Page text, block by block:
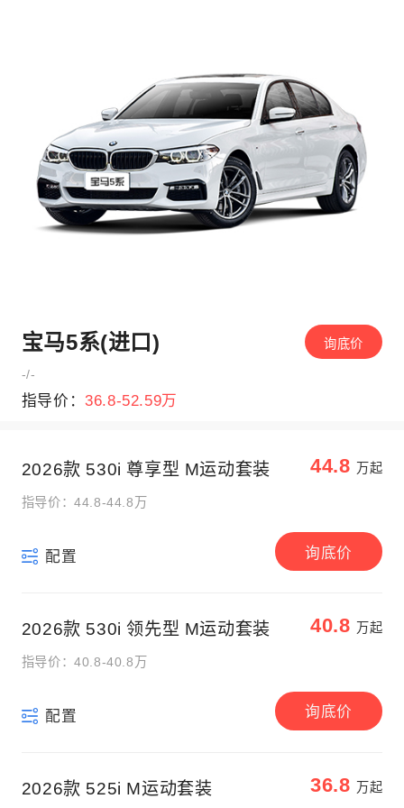
宝马5系(进口)
-/-
指导价：36.8-52.59万
询底价
2026款 530i 尊享型 M运动套装 44.8 万起
指导价：44.8-44.8万
配置 询底价
2026款 530i 领先型 M运动套装 40.8 万起
指导价：40.8-40.8万
配置 询底价
2026款 525i M运动套装 36.8 万起